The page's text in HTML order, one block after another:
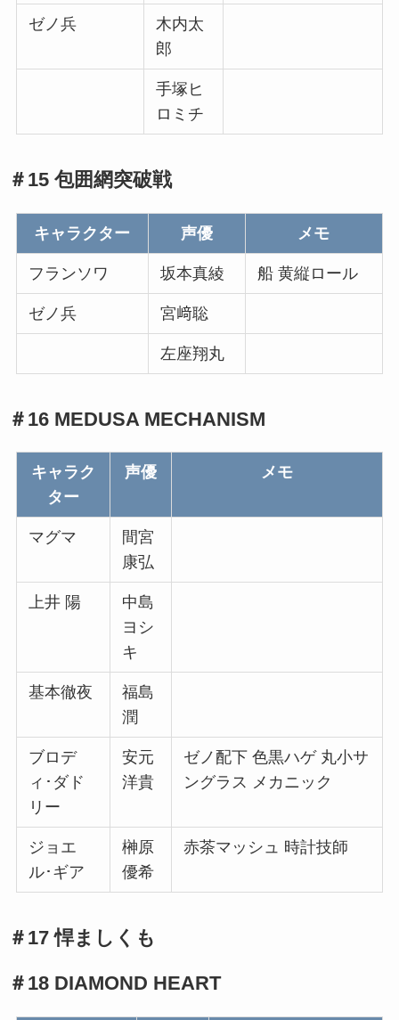
ゼノ兵
木内太
郎
手塚ヒ
ロミチ
＃15 包囲網突破戦
キャラクター 声優 メモ
フランソワ 坂本真綾 船 黄縦ロール
ゼノ兵 宮﨑聡
左座翔丸
＃16 MEDUSA MECHANISM
キャラク
ター
声優 メモ
マグマ
間宮
康弘
上井 陽
中島
ヨシ
キ
基本徹夜
福島
潤
ブロデ
ィ･ダド
リー
安元
洋貴
ゼノ配下 色黒ハゲ 丸小サ
ングラス メカニック
ジョエ
ル･ギア
榊原
優希
赤茶マッシュ 時計技師
＃17 悍ましくも
＃18 DIAMOND HEART